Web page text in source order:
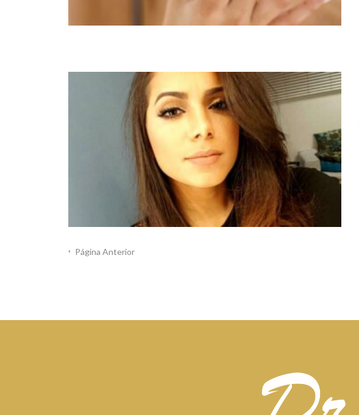
Página Anterior